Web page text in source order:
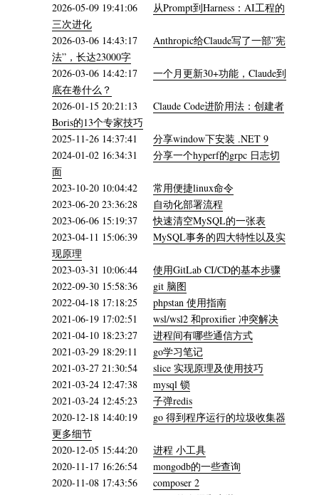
2026-05-09 19:41:06 从Prompt到Harness：AI工程的
三次进化
2026-03-06 14:43:17 Anthropic给Claude写了一部”宪
法”，长达23000字
2026-03-06 14:42:17 一个月更新30+功能，Claude到
底在卷什么？
2026-01-15 20:21:13 Claude Code进阶用法：创建者
Boris的13个专家技巧
2025-11-26 14:37:41 分享window下安装 .NET 9
2024-01-02 16:34:31 分享一个hyperf的grpc 日志切
面
2023-10-20 10:04:42 常用便捷linux命令
2023-06-20 23:36:28
自动化部署流程
2023-06-06 15:19:37快速清空MySQL的一张表
2023-04-11 15:06:39 MySQL事务的四大特性以及实
现原理
2023-03-31 10:06:44 使用GitLab CI/CD的基本步骤
2022-09-30 15:58:36 git 脑图
2022-04-18 17:18:25 phpstan 使用指南
2021-06-19 17:02:51 wsl/wsl2 和proxifier 冲突解决
2021-04-10 18:23:27 进程间有哪些通信方式
2021-03-29 18:29:11 go学习笔记
2021-03-27 21:30:54 slice 实现原理及使用技巧
2021-03-24 12:47:38 mysql 锁
2021-03-24 12:45:23 子弹redis
2020-12-18 14:40:19 go 得到程序运行的垃圾收集器
更多细节
2020-12-05 15:44:20 进程 小工具
2020-11-17 16:26:54 mongodb的一些查询
2020-11-08 17:43:56 composer 2